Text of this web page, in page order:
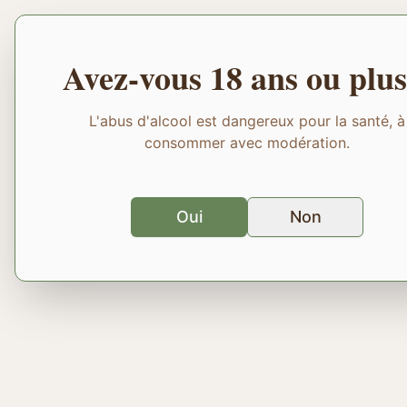
Avez-vous 18 ans ou
L'abus d'alcool est dangereux pour la santé, à
consommer avec modération.
Oui Non